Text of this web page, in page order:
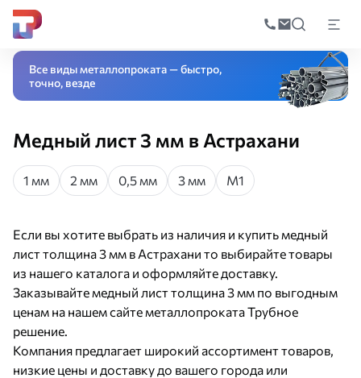
по
Главная Листы из цветных металлов
Все виды металлопроката — быстро,
точно, везде
Медный лист 3 мм в Астрахани
1 мм 2 мм 0,5 мм 3 мм М1
Если вы хотите выбрать из наличия и купить медный
лист толщина 3 мм в Астрахани то выбирайте товары
из нашего каталога и оформляйте доставку.
Заказывайте медный лист толщина 3 мм по выгодным
ценам на нашем сайте металлопроката Трубное
решение.
Компания предлагает широкий ассортимент товаров,
низкие цены и доставку до вашего города или